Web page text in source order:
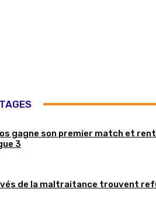
gagne son premier match et
3
de la maltraitance trouvent